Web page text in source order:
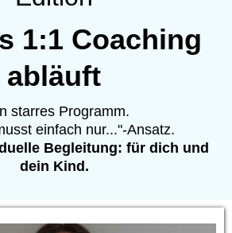
1:1 Coaching
abläuft
starres Programm.
einfach nur..."-Ansatz.
Begleitung: für dich und
dein Kind.